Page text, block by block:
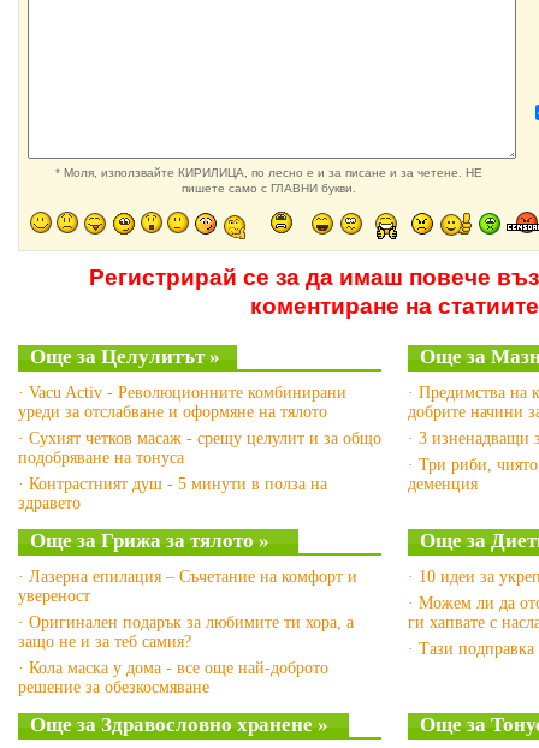
* Моля, използвайте КИРИЛИЦА, по лесно е и за писане и за четене. НЕ
пишете само с ГЛАВНИ букви.
Регистрирай се за да имаш повече
коментиране на статиите
Още за Целулитът »
· Vacu Activ - Революционните комбинирани
уреди за отслабване и оформяне на тялото
· Сухият четков масаж - срещу целулит и за общо
подобряване на тонуса
· Контрастният душ - 5 минути в полза на
здравето
Още за
· Предимства на
добрите начини
· 3 изненадващи
· Три риби,
деменция
Още за Грижа за тялото »
· Лазерна епилация – Съчетание на комфорт и
увереност
· Оригинален подарък за любимите ти хора, а
защо не и за теб самия?
· Кола маска у дома - все още най-доброто
решение за обезкосмяване
Още за
· 10 идеи за
· Можем ли да
ги хапвате с
· Тази подправка
Още за Здравословно хранене » Още за